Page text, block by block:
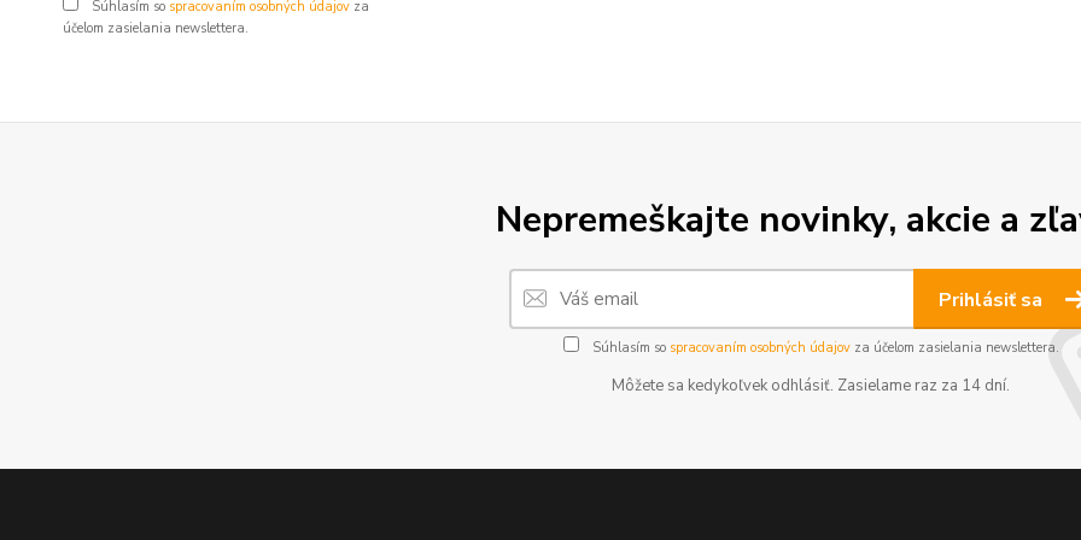
Súhlasím so spracovaním osobných údajov za
účelom zasielania newslettera.
Nepremeškajte novinky, akcie a
Prihlásiť sa
Súhlasím so spracovaním osobných údajovza účelom zasielania newslettera.
Môžete sa kedykoľvek odhlásiť. Zasielame raz za 14 dní.